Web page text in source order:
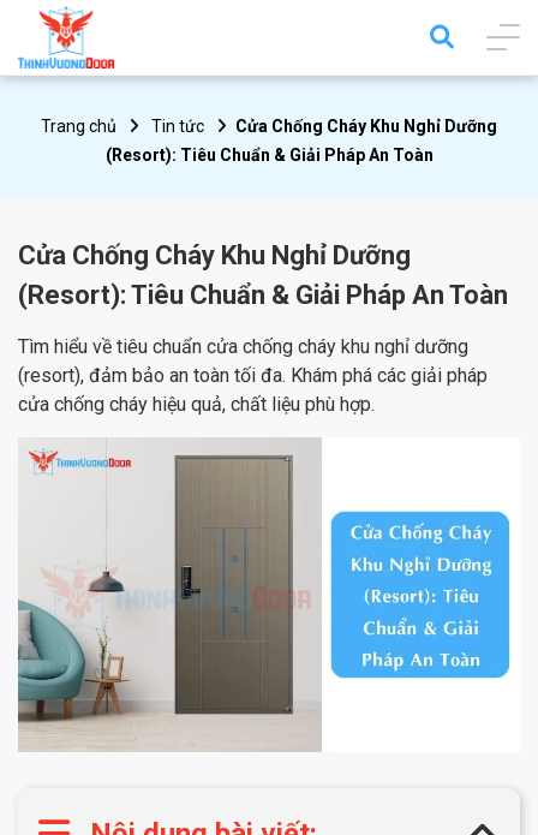
Trang chủ Tin tức
Cửa Chống Cháy Khu Nghỉ Dưỡng
(Resort): Tiêu Chuẩn & Giải Pháp An Toàn
Cửa Chống Cháy Khu Nghỉ Dưỡng
(Resort): Tiêu Chuẩn & Giải Pháp An Toàn
Tìm hiểu về tiêu chuẩn cửa chống cháy khu nghỉ dưỡng
(resort), đảm bảo an toàn tối đa. Khám phá các giải pháp
cửa chống cháy hiệu quả, chất liệu phù hợp.